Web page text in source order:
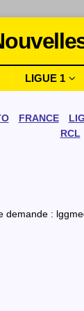
LIGUE 1
FRANCE
RCL
demande :